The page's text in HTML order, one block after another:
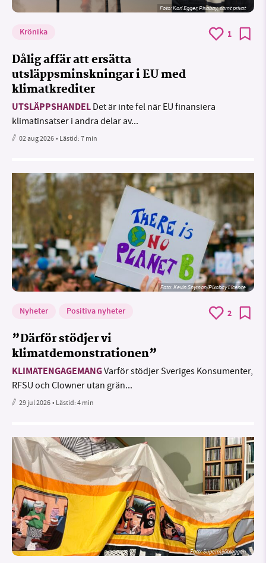
Foto:Karl Egger, Pixabay, samt privat
Krönika 1
Dålig affär att ersätta
utsläppsminskningar i EU med
klimatkrediter
UTSLÄPPSHANDEL Det är inte fel när EU finansiera
klimatinsatser i andra delar av...
02 aug 2026• Lästid:7 min
Foto:Kevin Snyman/Pixabay Licence
Nyheter Positiva nyheter 2
”Därför stödjer vi
klimatdemonstrationen”
KLIMATENGAGEMANGVarför stödjer Sveriges Konsumenter,
RFSU och Clowner utan grän...
29 jul 2026• Lästid:4 min
Foto: Supermijöbloggen